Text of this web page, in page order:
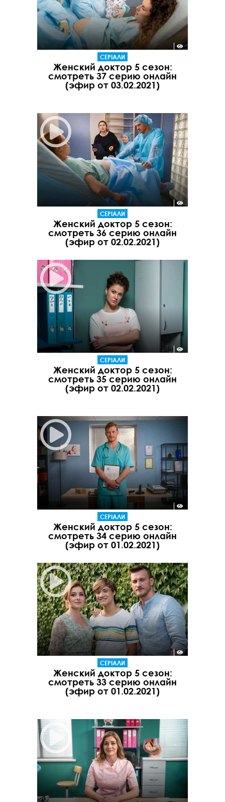
СЕРІАЛИ
Женский доктор 5 сезон:
смотреть 37 серию онлайн
(эфир от 03.02.2021)
СЕРІАЛИ
Женский доктор 5 сезон:
смотреть 36 серию онлайн
(эфир от 02.02.2021)
СЕРІАЛИ
Женский доктор 5 сезон:
смотреть 35 серию онлайн
(эфир от 02.02.2021)
СЕРІАЛИ
Женский доктор 5 сезон:
смотреть 34 серию онлайн
(эфир от 01.02.2021)
СЕРІАЛИ
Женский доктор 5 сезон:
смотреть 33 серию онлайн
(эфир от 01.02.2021)